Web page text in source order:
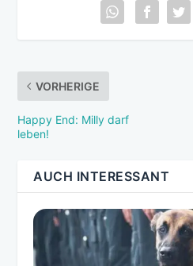
VORHERIGE
Happy End: Milly darf
leben!
AUCH INTERESSANT